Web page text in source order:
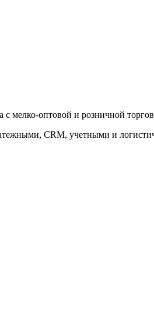
с мелко-оптовой и розничной
CRM, учетными и